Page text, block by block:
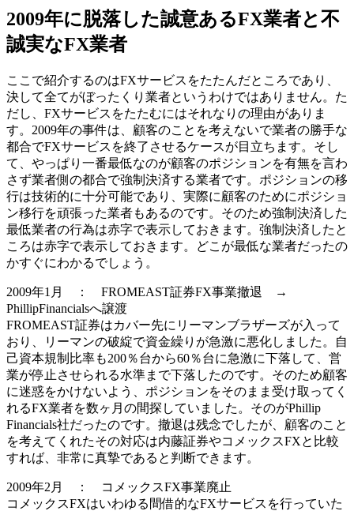
2009年に脱落した誠意あるFX業者と不
誠実なFX業者
ここで紹介するのはFXサービスをたたんだところであり、
決して全てがぼったくり業者というわけではありません。た
だし、FXサービスをたたむにはそれなりの理由がありま
す。2009年の事件は、顧客のことを考えないで業者の勝手な
都合でFXサービスを終了させるケースが目立ちます。そし
て、やっぱり一番最低なのが顧客のポジションを有無を言わ
さず業者側の都合で強制決済する業者です。ポジションの移
行は技術的に十分可能であり、実際に顧客のためにポジショ
ン移行を頑張った業者もあるのです。そのため強制決済した
最低業者の行為は赤字で表示しておきます。強制決済したと
ころは赤字で表示しておきます。どこが最低な業者だったの
かすぐにわかるでしょう。
2009年1月 ： FROMEAST証券FX事業撤退 →
PhillipFinancialsへ譲渡
FROMEAST証券はカバー先にリーマンブラザーズが入って
おり、リーマンの破綻で資金繰りが急激に悪化しました。自
己資本規制比率も200％台から60％台に急激に下落して、営
業が停止させられる水準まで下落したのです。そのため顧客
に迷惑をかけないよう、ポジションをそのまま受け取ってく
れるFX業者を数ヶ月の間探していました。そのがPhillip
Financials社だったのです。撤退は残念でしたが、顧客のこと
を考えてくれたその対応は内藤証券やコメックスFXと比較
すれば、 非常に真摯である と判断できます。
2009年2月 ： コメックスFX事業廃止
コメックスFXはいわゆる間借的なFXサービスを行っていた